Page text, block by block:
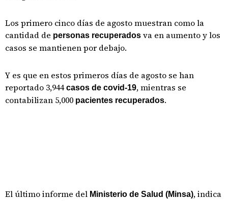
Los primero cinco días de agosto muestran como la
cantidad de personas recuperados va en aumento y los
casos se mantienen por debajo.
Y es que en estos primeros días de agosto se han
reportado 3,944casos de covid-19, mientras se
contabilizan 5,000 pacientes recuperados.
El último informe del Ministerio de Salud (Minsa), indica